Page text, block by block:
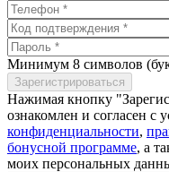
Минимум 8 символов
Нажимая кнопку
ознакомлен и согласен с
конфиденциальности,
бонусной программе, а
моих персональных